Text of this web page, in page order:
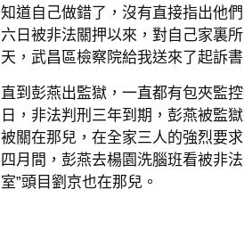
知道自己做錯了，沒有直接指出他
六日被非法關押以來，對自己家裏
天，武昌區檢察院給我送來了起訴書
直到彭燕出監獄，一直都有包夾監
日，非法判刑三年到期，彭燕被監
被關在那兒，在全家三人的強烈要
四月間，彭燕去楊園洗腦班看被非
室”頭目劉京也在那兒。